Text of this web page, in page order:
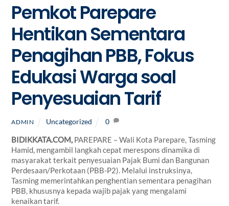
Pemkot Parepare
Hentikan Sementara
Penagihan PBB, Fokus
Edukasi Warga soal
Penyesuaian Tarif
ADMIN Uncategorized 0
BIDIKKATA.COM, PAREPARE – Wali Kota Parepare, Tasming
Hamid, mengambil langkah cepat merespons dinamika di
masyarakat terkait penyesuaian Pajak Bumi dan Bangunan
Perdesaan/Perkotaan (PBB-P2). Melalui instruksinya,
Tasming memerintahkan penghentian sementara penagihan
PBB, khususnya kepada wajib pajak yang mengalami
kenaikan tarif.